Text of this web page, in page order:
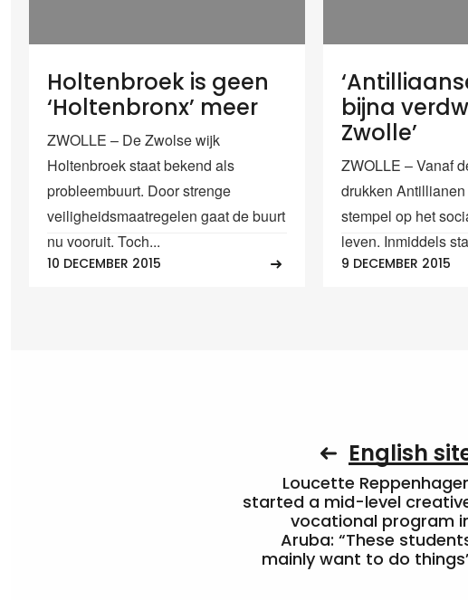
Holtenbroek is geen
‘Holtenbronx’ meer
ZWOLLE – De Zwolse wijk
Holtenbroek staat bekend als
probleembuurt. Door strenge
veiligheidsmaatregelen gaat de buurt
nu vooruit. Toch...
10 DECEMBER 2015
bijna
Zwolle’
ZWOLLE – Vanaf
drukken
stempel op het
leven. Inmiddels
9 DECEMBER 2015
English
Loucette
started a mid-level
vocational program
Aruba: “These
mainly want to do